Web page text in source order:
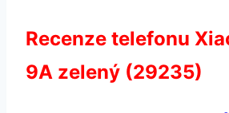
Recenze telefonu
9A zelený (29235)